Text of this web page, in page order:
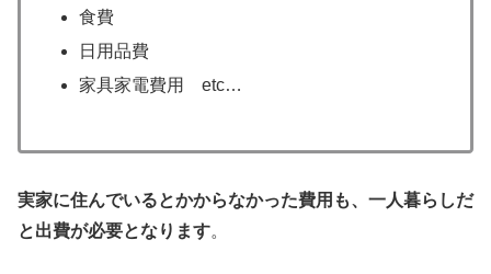
食費
日用品費
家具家電費用 etc…
実家に住んでいるとかからなかった費用も、一人暮らしだ
と出費が必要となります。